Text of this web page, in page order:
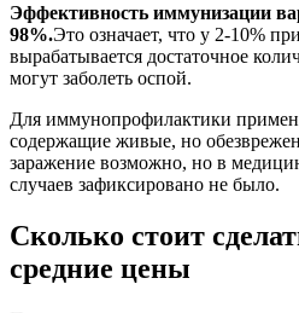
Эффективность иммунизации
98%.Это означает, что у 2-10%
вырабатывается достаточное
могут заболеть оспой.
Для иммунопрофилактики
содержащие живые, но
заражение возможно, но в
случаев зафиксировано не было.
Сколько стоит
средние цены